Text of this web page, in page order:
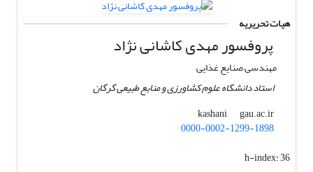
هیات تحریریه
پروفسور مهدی کاشانی نژاد
مهندسی صنایع غذایی
استاد دانشگاه علوم کشاورزی و منابع طبیعی گرگان
kashani
gau.ac.ir
0000-0002-1299-1898
h-index:36